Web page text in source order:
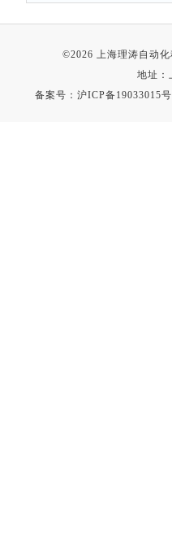
©2026 上海理涛自动
地址：
备案号： 沪ICP备19033015